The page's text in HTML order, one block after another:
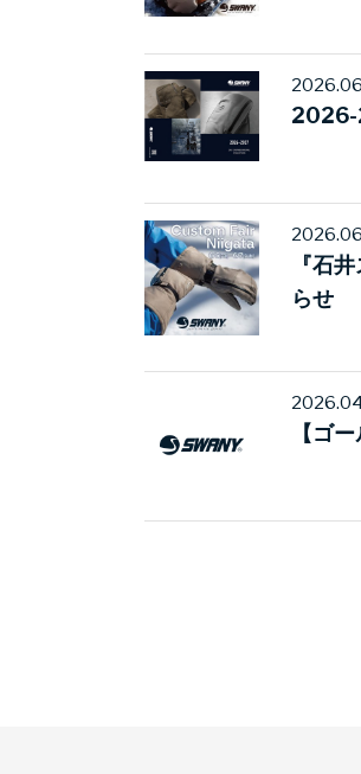
2026-
『石
らせ
【ゴ